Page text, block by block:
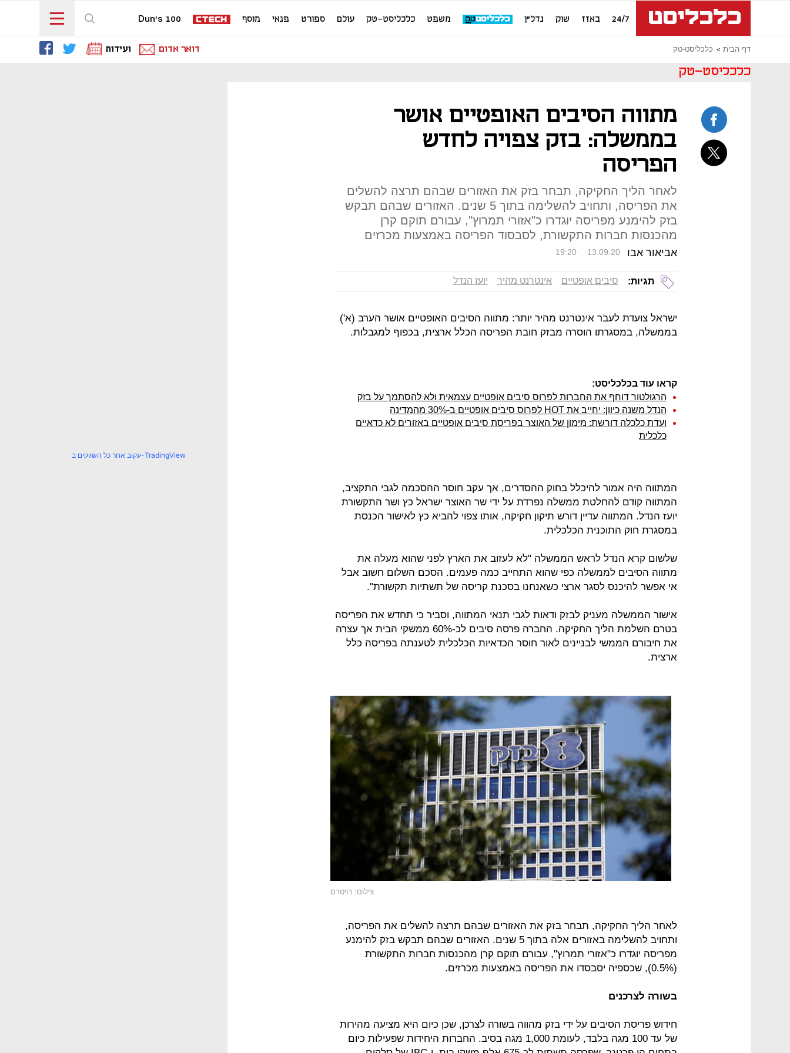
24/7 באזז שוק נדל"ן משפט כלכליסט-טק עולם ספורט פנאי מוסף Dun's 100
דף הבית כלכליסט-טק דואר אדום ועידות
כלכליסט-טק
מתווה הסיבים האופטיים אושר
בממשלה: בזק צפויה לחדש
הפריסה
לאחר הליך החקיקה, תבחר בזק את האזורים שבהם תרצה להשלים
את הפריסה, ותחויב להשלימה בתוך 5 שנים. האזורים שבהם תבקש
בזק להימנע מפריסה יוגדרו כ"אזורי תמרוץ", עבורם תוקם קרן
מהכנסות חברות התקשורת, לסבסוד הפריסה באמצעות מכרזים
אביאור אבו 19:20 13.09.20
תגיות: סיבים אופטיים אינטרנט מהיר יועז הנדל
ישראל צועדת לעבר אינטרנט מהיר יותר: מתווה הסיבים האופטיים אושר הערב (א')
בממשלה, במסגרתו הוסרה מבזק חובת הפריסה הכלל ארצית, בכפוף למגבלות.
קראו עוד בכלכליסט:
הרגולטור דוחף את החברות לפרוס סיבים אופטיים עצמאית ולא להסתמך על בזק
הנדל משנה כיוון: יחייב את HOT לפרוס סיבים אופטיים ב-30% מהמדינה
ועדת כלכלה דורשת: מימון של האוצר בפריסת סיבים אופטיים באזורים לא כדאיים
כלכלית
המתווה היה אמור להיכלל בחוק ההסדרים, אך עקב חוסר ההסכמה לגבי התקציב,
המתווה קודם להחלטת ממשלה נפרדת על ידי שר האוצר ישראל כץ ושר התקשורת
יועז הנדל. המתווה עדיין דורש תיקון חקיקה, אותו צפוי להביא כץ לאישור הכנסת
במסגרת חוק התוכנית הכלכלית.
שלשום קרא הנדל לראש הממשלה "לא לעזוב את הארץ לפני שהוא מעלה את
מתווה הסיבים לממשלה כפי שהוא התחייב כמה פעמים. הסכם השלום חשוב אבל
אי אפשר להיכנס לסגר ארצי כשאנחנו בסכנת קריסה של תשתיות תקשורת".
אישור הממשלה מעניק לבזק ודאות לגבי תנאי המתווה, וסביר כי תחדש את הפריסה
בטרם השלמת הליך החקיקה. החברה פרסה סיבים לכ-60% ממשקי הבית אך עצרה
את חיבורם הממשי לבניינים לאור חוסר הכדאיות הכלכלית לטענתה בפריסה כלל
ארצית.
צילום: רויטרס
לאחר הליך החקיקה, תבחר בזק את האזורים שבהם תרצה להשלים את הפריסה,
ותחויב להשלימה באזורים אלה בתוך 5 שנים. האזורים שבהם תבקש בזק להימנע
מפריסה יוגדרו כ"אזורי תמרוץ", עבורם תוקם קרן מהכנסות חברות התקשורת
(0.5%), שכספיה יסבסדו את הפריסה באמצעות מכרזים.
בשורה לצרכנים
חידוש פריסת הסיבים על ידי בזק מהווה בשורה לצרכן, שכן כיום היא מציעה מהירות
של עד 100 מגה בלבד, לעומת 1,000 מגה בסיב. החברות היחידות שפעילות כיום
עקוב אחר כל השווקים ב-TradingView